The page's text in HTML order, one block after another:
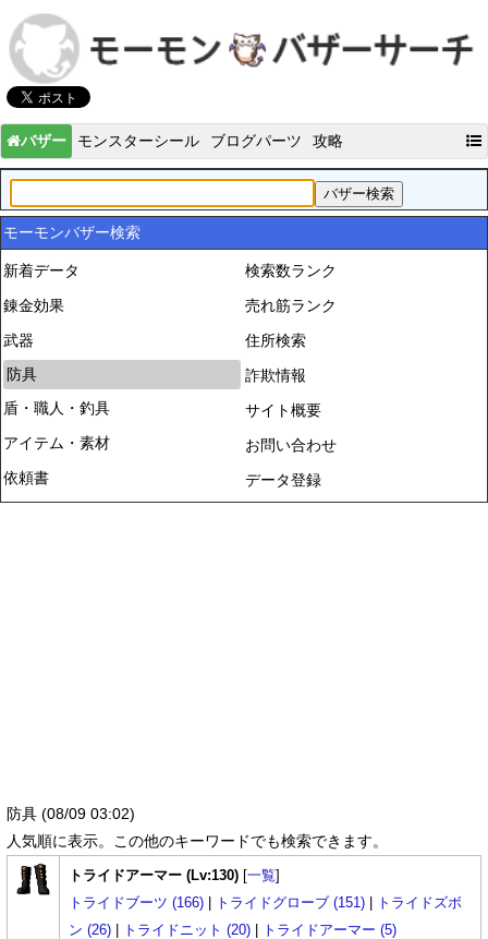
バザー モンスターシール ブログパーツ 攻略
モーモンバザー検索
新着データ
錬金効果
武器
防具
盾・職人・釣具
アイテム・素材
依頼書
検索数ランク
売れ筋ランク
住所検索
詐欺情報
サイト概要
お問い合わせ
データ登録
防具 (08/09 03:02)
人気順に表示。この他のキーワードでも検索できます。
トライドアーマー (Lv:130) [一覧]
トライドブーツ (166)
トライドグローブ (151)
トライドズボ
ン (26)
トライドニット (20) トライドアーマー (5)